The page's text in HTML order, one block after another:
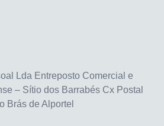
Lda Entreposto Comercial e
– Sítio dos Barrabés Cx Postal
Brás de Alportel